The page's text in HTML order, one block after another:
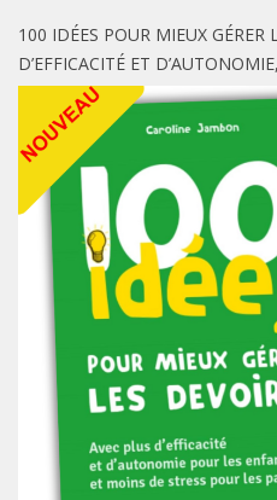
100 IDÉES POUR MIEUX GÉRER
D’EFFICACITÉ ET